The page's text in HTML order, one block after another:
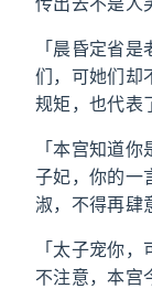
「晨昏定省
们，可她们却
规矩，也代表
「本宫知道
子妃，你的一
淑，不得再肆
「太子宠你
不注意，本宫